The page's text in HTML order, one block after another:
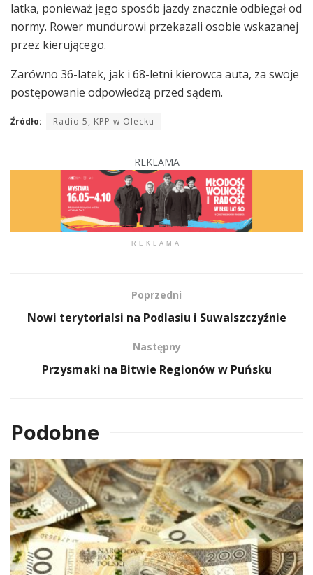
latka, ponieważ jego sposób jazdy znacznie odbiegał od
normy. Rower mundurowi przekazali osobie wskazanej
przez kierującego.
Zarówno 36-latek, jak i 68-letni kierowca auta, za swoje
postępowanie odpowiedzą przed sądem.
Źródło: Radio 5, KPP w Olecku
REKLAMA
REKLAMA
Poprzedni
Nowi terytorialsi na Podlasiu i Suwalszczyźnie
Następny
Przysmaki na Bitwie Regionów w Puńsku
Podobne